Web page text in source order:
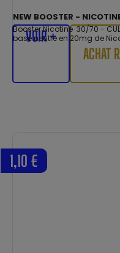
NEW BOOSTER -
Booster Nicotine 30/70 -
base neutre en 20mg de
VOIR +
ACHAT
1,10 €